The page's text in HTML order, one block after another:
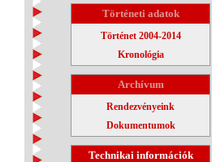
Történeti adatok
Történet 2004-2014
Kronológia
Archívum
Rendezvényeink
Dokumentumok
Technikai információk